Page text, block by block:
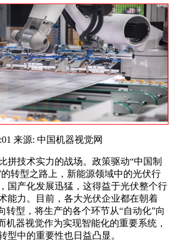
来源: 中国机器视觉网
拼技术实力的战场。政策驱动“中国制
的转型之路上，新能源领域中的光伏行
国产化发展迅猛，这得益于光伏整个行
能力。目前，各大光伏企业都在朝着
转型，将生产的各个环节从“自动化”向
机器视觉作为实现智能化的重要系统，
型中的重要性也日益凸显。